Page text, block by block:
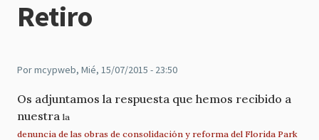
Retiro
Pormcypweb, Mié, 15/07/2015 - 23:50
Os adjuntamos la respuesta que hemos recibido a
nuestra la
denuncia de las obras de consolidación y reforma del Florida Park